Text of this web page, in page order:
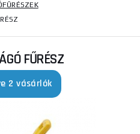
FŰRÉSZ
2 vásárlók